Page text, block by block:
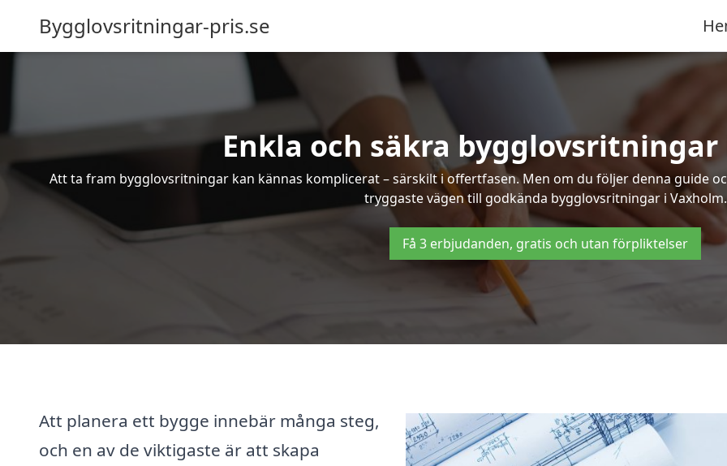
Bygglovsritningar-pris.se
Enkla och säkra bygglovsritningar
Att ta fram bygglovsritningar kan kännas komplicerat – särskilt i offertfasen. Men om du följer denna guide
tryggaste vägen till godkända bygglovsritningar i Vaxholm.
Få 3 erbjudanden, gratis och utan förpliktelser
Att planera ett bygge innebär många steg,
och en av de viktigaste är att skapa